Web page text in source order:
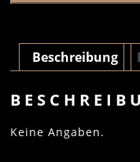
Beschreibung
Keine Angaben.